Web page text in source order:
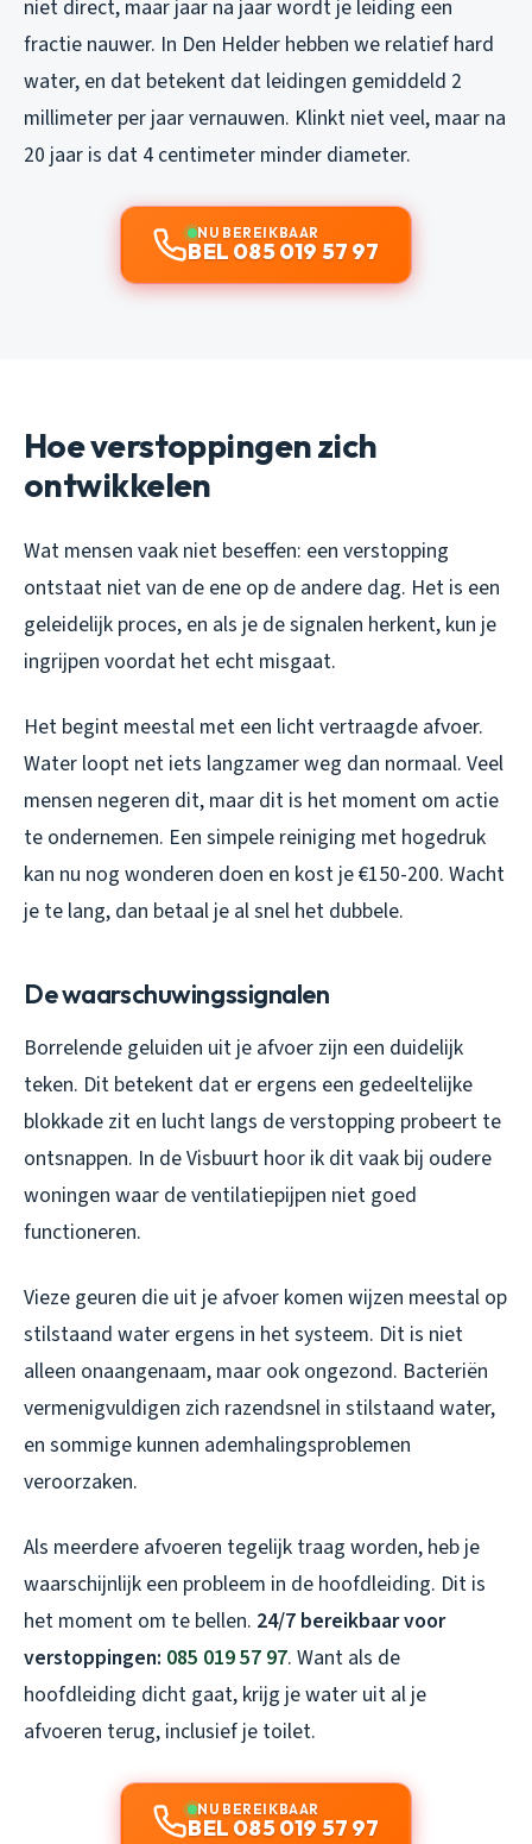
niet direct, maar jaar na jaar wordt je leiding een
fractie nauwer. In Den Helder hebben we relatief hard
water, en dat betekent dat leidingen gemiddeld 2
millimeter per jaar vernauwen. Klinkt niet veel, maar na
20 jaar is dat 4 centimeter minder diameter.
NU BEREIKBAAR
BEL 085 019 57 97
Hoe verstoppingen zich
ontwikkelen
Wat mensen vaak niet beseffen: een verstopping
ontstaat niet van de ene op de andere dag. Het is een
geleidelijk proces, en als je de signalen herkent, kun je
ingrijpen voordat het echt misgaat.
Het begint meestal met een licht vertraagde afvoer.
Water loopt net iets langzamer weg dan normaal. Veel
mensen negeren dit, maar dit is het moment om actie
te ondernemen. Een simpele reiniging met hogedruk
kan nu nog wonderen doen en kost je €150-200. Wacht
je te lang, dan betaal je al snel het dubbele.
De waarschuwingssignalen
Borrelende geluiden uit je afvoer zijn een duidelijk
teken. Dit betekent dat er ergens een gedeeltelijke
blokkade zit en lucht langs de verstopping probeert te
ontsnappen. In de Visbuurt hoor ik dit vaak bij oudere
woningen waar de ventilatiepijpen niet goed
functioneren.
Vieze geuren die uit je afvoer komen wijzen meestal op
stilstaand water ergens in het systeem. Dit is niet
alleen onaangenaam, maar ook ongezond. Bacteriën
vermenigvuldigen zich razendsnel in stilstaand water,
en sommige kunnen ademhalingsproblemen
veroorzaken.
Als meerdere afvoeren tegelijk traag worden, heb je
waarschijnlijk een probleem in de hoofdleiding. Dit is
het moment om te bellen. 24/7 bereikbaar voor
verstoppingen: 085 019 57 97. Want als de
hoofdleiding dicht gaat, krijg je water uit al je
afvoeren terug, inclusief je toilet.
NU BEREIKBAAR
BEL 085 019 57 97